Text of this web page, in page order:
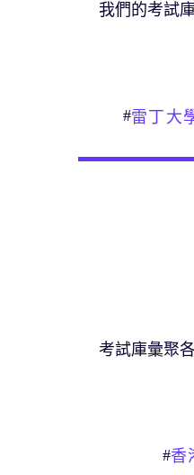
我們的考試
#雷丁大
考試庫彙聚
#香